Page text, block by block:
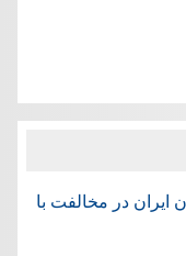
ایران در مخالفت با